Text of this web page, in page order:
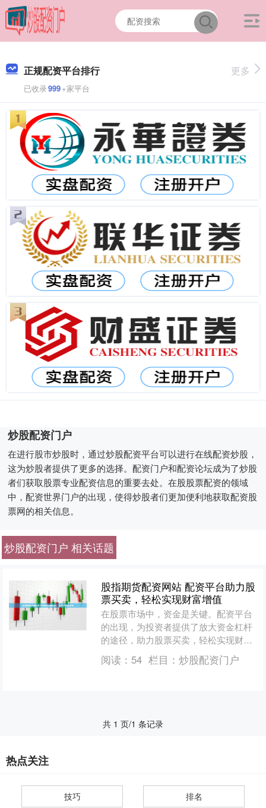
正规配资平台排行
已收录999+家平台
更多
炒股配资门户
在进行股市炒股时，通过炒股配资平台可以进行在线配资炒股，
这为炒股者提供了更多的选择。配资门户和配资论坛成为了炒股
者们获取股票专业配资信息的重要去处。在股股票配资的领域
中，配资世界门户的出现，使得炒股者们更加便利地获取配资股
票网的相关信息。
炒股配资门户 相关话题
股指期货配资网站 配资平台助力股
票买卖，轻松实现财富增值
在股票市场中，资金是关键。配资平台
的出现，为投资者提供了放大资金杠杆
的途径，助力股票买卖，轻松实现财富
增值。 配资可以帮助投资者抓住市场机
会，放大收益。例如，当....
阅读： 54 栏目： 炒股配资门户
共 1 页/1 条记录
热点关注
技巧 排名